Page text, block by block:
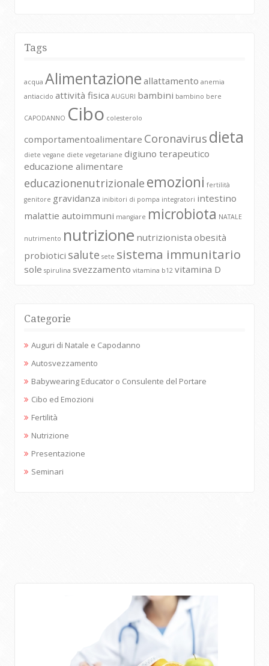
Tags
acqua Alimentazione allattamento anemia
antiacido attività fisica AUGURI bambini bambino bere
CAPODANNO Cibo colesterolo
comportamentoalimentare Coronavirus dieta
diete vegane diete vegetariane digiuno terapeutico
educazione alimentare
educazionenutrizionale emozioni fertilità
genitore gravidanza inibitori di pompa integratori intestino
malattie autoimmuni mangiare microbiota NATALE
nutrimento nutrizione nutrizionista obesità
probiotici salute sete sistema immunitario
sole spirulina svezzamento vitamina b12 vitamina D
Categorie
Auguri di Natale e Capodanno
Autosvezzamento
Babywearing Educator o Consulente del Portare
Cibo ed Emozioni
Fertilità
Nutrizione
Presentazione
Seminari